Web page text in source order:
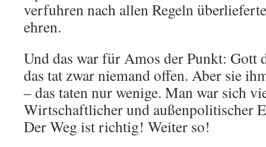
verfuhren nach allen Regeln
ehren.
Und das war für Amos der Punkt:
das tat zwar niemand offen. Aber sie
– das taten nur wenige. Man war sich
Wirtschaftlicher und außenpolitischer
Der Weg ist richtig! Weiter so!